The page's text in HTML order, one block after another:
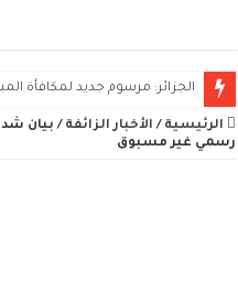
الجزائر: مرسوم جديد لمكافأة
الرئيسية / الأخبار الزائفة / بيان
رسمي غير مسبوق